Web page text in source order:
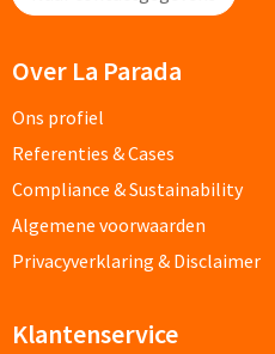
Golfparaplu's bedrukken
Kinderparaplu's bedrukken
Poncho's & Regenjassen
Regenjassen bedrukken
Over La Parada
Ons profiel
Referenties & Cases
Compliance & Sustainability
Algemene voorwaarden
Privacyverklaring & Disclaimer
Klantenservice